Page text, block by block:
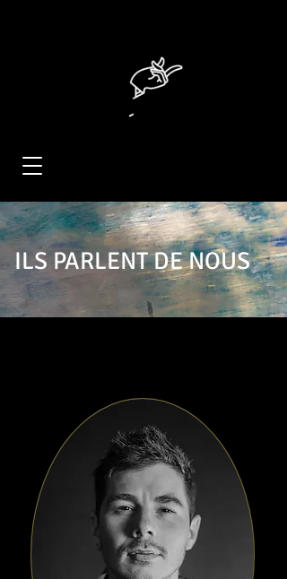
ILS PARLENT DE NOUS